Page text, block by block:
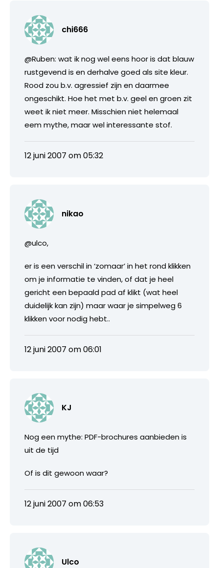
chi666
@Ruben: wat ik nog wel eens hoor is dat blauw
rustgevend is en derhalve goed als site kleur.
Rood zou b.v. agressief zijn en daarmee
ongeschikt. Hoe het met b.v. geel en groen zit
weet ik niet meer. Misschien niet helemaal
eem mythe, maar wel interessante stof.
12 juni 2007 om 05:32
nikao
@ulco,
er is een verschil in ‘zomaar’ in het rond klikken
om je informatie te vinden, of dat je heel
gericht een bepaald pad af klikt (wat heel
duidelijk kan zijn) maar waar je simpelweg 6
klikken voor nodig hebt..
12 juni 2007 om 06:01
KJ
Nog een mythe: PDF-brochures aanbieden is
uit de tijd
Of is dit gewoon waar?
12 juni 2007 om 06:53
Ulco